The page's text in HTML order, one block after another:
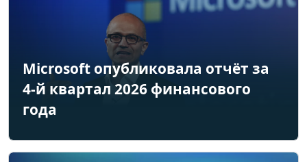
Microsoft опубликовала отчёт за
4-й квартал 2026 финансового
года